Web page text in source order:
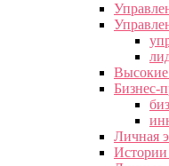
Высокие
Бизнес-
Личная
Истории